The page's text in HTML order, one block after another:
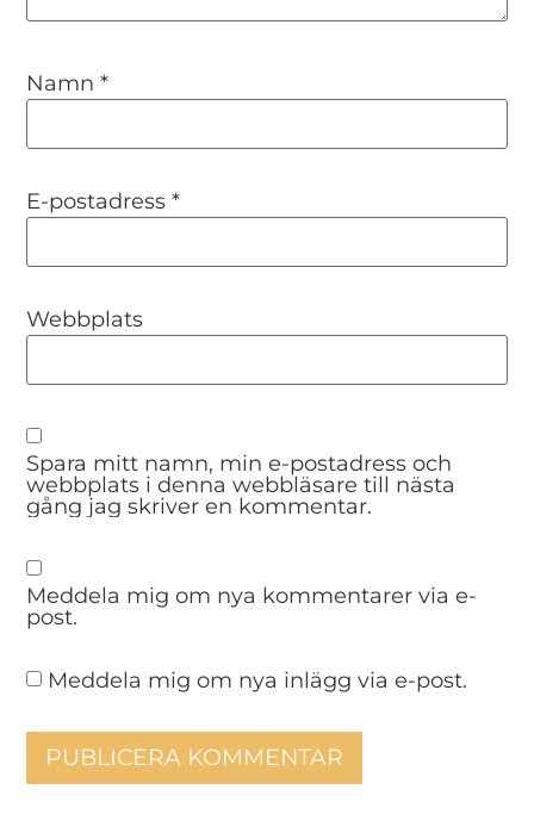
Namn*
E-postadress*
Webbplats
Spara mitt namn, min e-postadress och
webbplats i denna webbläsare till nästa
gång jag skriver en kommentar.
Meddela mig om nya kommentarer via e-
post.
Meddela mig om nya inlägg via e-post.